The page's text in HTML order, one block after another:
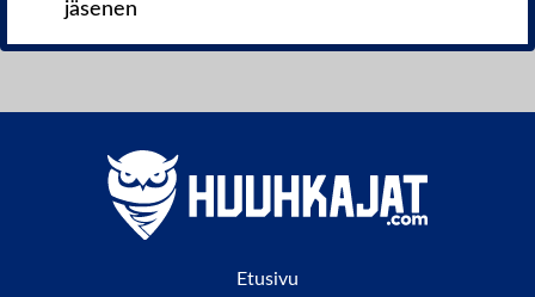
jäsenen
Etusivu